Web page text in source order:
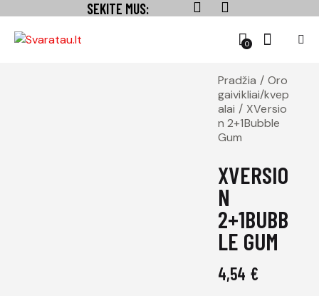
SEKITE MUS:
0
Pradžia
Oro
gaivikliai/kvep
alai
XVersio
n 2+1Bubble
Gum
XVERSIO
N
2+1BUBB
LE GUM
4,54 €